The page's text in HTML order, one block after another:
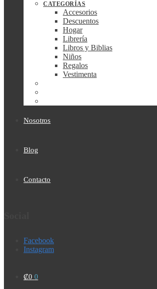
CATEGORÍAS
Accesorios
Descuentos
Hogar
Librería
Libros y Biblias
Niños
Regalos
Vestimenta
Nosotros
Blog
Contacto
Facebook
Instagram
₡0 0